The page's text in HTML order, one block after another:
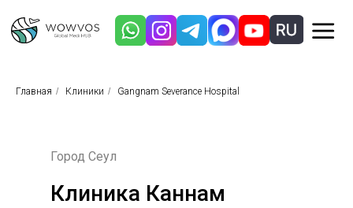
Главная / Клиники / Gangnam Severance Hospital
Клиника Каннам
Город Сеул